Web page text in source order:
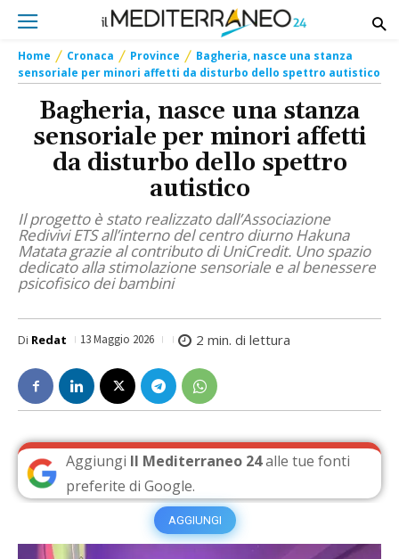
Home Cronaca Province
Bagheria, nasce una stanza
sensoriale per minori affetti da disturbo dello spettro autistico
Bagheria, nasce una stanza
sensoriale per minori affetti
da disturbo dello spettro
autistico
Il progetto è stato realizzato dall’Associazione
Redivivi ETS all’interno del centro diurno Hakuna
Matata grazie al contributo di UniCredit. Uno spazio
dedicato alla stimolazione sensoriale e al benessere
psicofisico dei bambini
Di Redat 13 Maggio 2026 2 min. di lettura
Aggiungi Il Mediterraneo 24alle tue fonti
preferite di Google.
AGGIUNGI